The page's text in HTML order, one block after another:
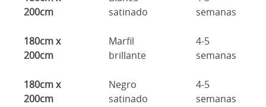
200cm
satinado
semanas
180cm x
200cm
Marfil
brillante
4-5
semanas
180cm x
200cm
Negro
satinado
4-5
semanas